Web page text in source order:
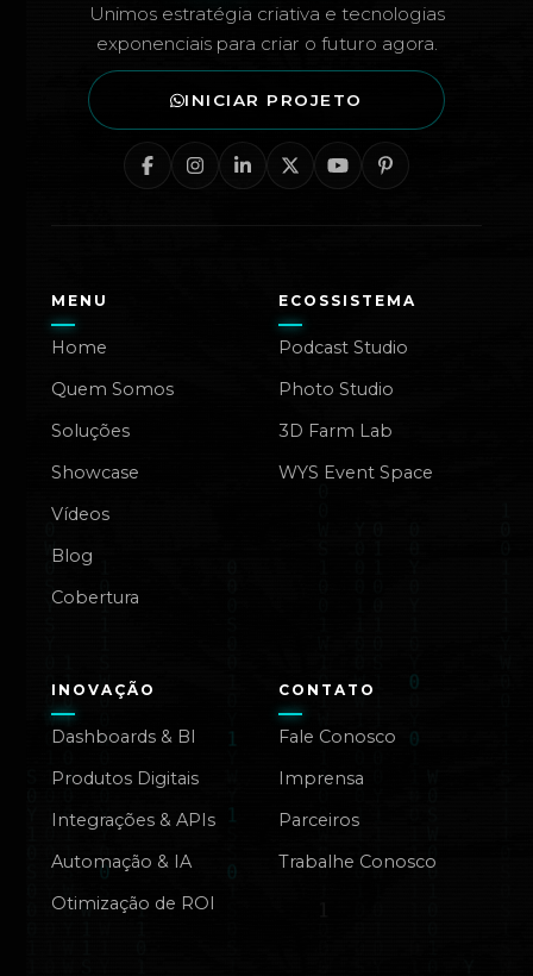
Unimos estratégia criativa e tecnologias
exponenciais para criar o futuro agora.
INICIAR PROJETO
MENU
Home
Quem Somos
Soluções
Showcase
Vídeos
Blog
Cobertura
ECOSSISTEMA
Podcast Studio
Photo Studio
3D Farm Lab
WYS Event Space
INOVAÇÃO
Dashboards & BI
Produtos Digitais
Integrações & APIs
Automação & IA
Otimização de ROI
CONTATO
Fale Conosco
Imprensa
Parceiros
Trabalhe Conosco